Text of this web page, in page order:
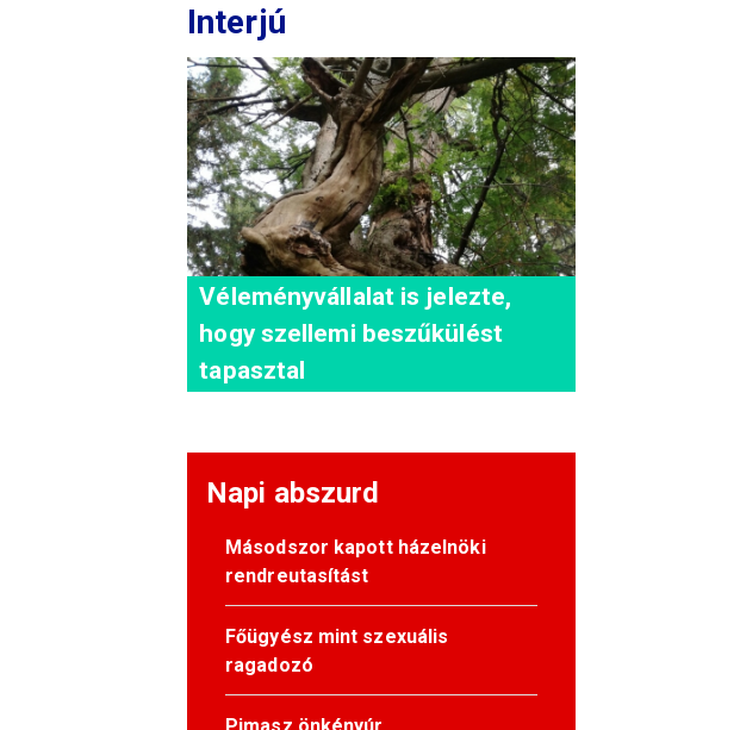
Interjú
Véleményvállalat is jelezte,
hogy szellemi beszűkülést
tapasztal
Napi abszurd
Másodszor kapott házelnöki
rendreutasítást
Főügyész mint szexuális
ragadozó
Pimasz önkényúr